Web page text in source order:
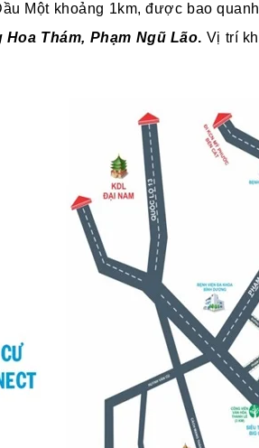
Một khoảng 1km, được bao
Thám, Phạm Ngũ Lão. Vị trí